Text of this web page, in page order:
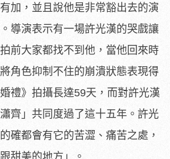
加，並且說他是非常豁出去的演
導演表示有一場許光漢的哭戲讓
前大家都找不到他，當他回來時
將角色抑制不住的崩潰狀態表現得
禮》拍攝長達59天，而對許光漢
齊」共同度過了這十五年。 許光
確都會有它的苦澀、痛苦之處，
甜美的地方」。